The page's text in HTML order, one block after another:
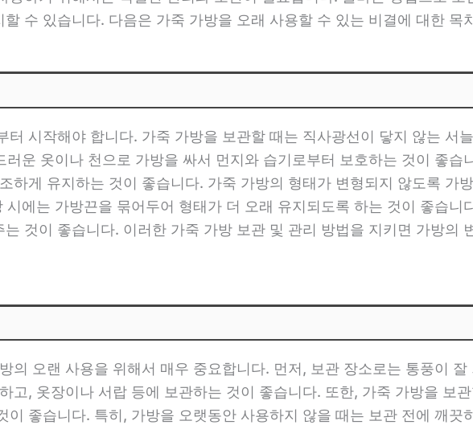
수 있습니다. 다음은 가죽 가방을 오래 사용할 수 있는 비결에 대한 목
시작해야 합니다. 가죽 가방을 보관할 때는 직사광선이 닿지 않는 서
운 옷이나 천으로 가방을 싸서 먼지와 습기로부터 보호하는 것이 좋습
하게 유지하는 것이 좋습니다. 가죽 가방의 형태가 변형되지 않도록 가
에는 가방끈을 묶어두어 형태가 더 오래 유지되도록 하는 것이 좋습니
것이 좋습니다. 이러한 가죽 가방 보관 및 관리 방법을 지키면 가방의
의 오랜 사용을 위해서 매우 중요합니다. 먼저, 보관 장소로는 통풍이 잘
고, 옷장이나 서랍 등에 보관하는 것이 좋습니다. 또한, 가죽 가방을 보
좋습니다. 특히, 가방을 오랫동안 사용하지 않을 때는 보관 전에 깨끗